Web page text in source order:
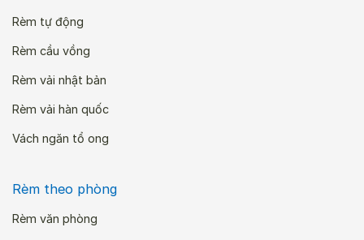
Rèm tự động
Rèm cầu vồng
Rèm vải nhật bản
Rèm vải hàn quốc
Vách ngăn tổ ong
Rèm theo phòng
Rèm văn phòng